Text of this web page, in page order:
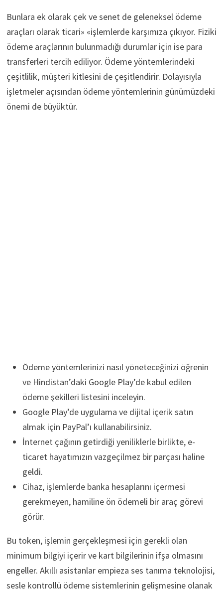
Bunlara ek olarak çek ve senet de geleneksel ödeme
araçları olarak ticari» «işlemlerde karşımıza çıkıyor. Fiziki
ödeme araçlarının bulunmadığı durumlar için ise para
transferleri tercih ediliyor. Ödeme yöntemlerindeki
çeşitlilik, müşteri kitlesini de çeşitlendirir. Dolayısıyla
işletmeler açısından ödeme yöntemlerinin günümüzdeki
önemi de büyüktür.
Ödeme yöntemlerinizi nasıl yöneteceğinizi öğrenin
ve Hindistan’daki Google Play’de kabul edilen
ödeme şekilleri listesini inceleyin.
Google Play’de uygulama ve dijital içerik satın
almak için PayPal’ı kullanabilirsiniz.
İnternet çağının getirdiği yeniliklerle birlikte, e-
ticaret hayatımızın vazgeçilmez bir parçası haline
geldi.
Cihaz, işlemlerde banka hesaplarını içermesi
gerekmeyen, hamiline ön ödemeli bir araç görevi
görür.
Bu token, işlemin gerçekleşmesi için gerekli olan
minimum bilgiyi içerir ve kart bilgilerinin ifşa olmasını
engeller. Akıllı asistanlar empieza ses tanıma teknolojisi,
sesle kontrollü ödeme sistemlerinin gelişmesine olanak